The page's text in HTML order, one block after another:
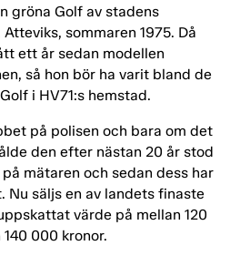
gröna Golf av stadens
sommaren 1975. Då
ett år sedan modellen
så hon bör ha varit bland de
i HV71:s hemstad.
på polisen och bara om det
den efter nästan 20 år stod
mätaren och sedan dess har
Nu säljs en av landets finaste
värde på mellan 120
000 kronor.